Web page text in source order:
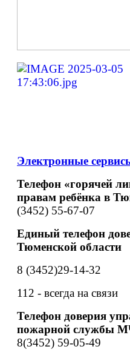
Электронные
Телефон «горячей
правам ребёнка в
(3452) 55-67-07
Единый телефон
Тюменской области
8 (3452)29-14-32
112 - всегда на связи
Телефон доверия
пожарной службы
8(3452) 59-05-49